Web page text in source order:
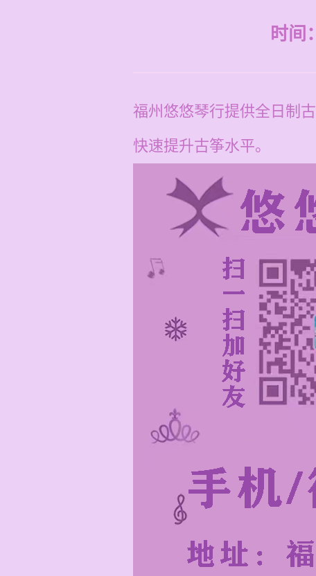
时间
福州悠悠琴行提供全日制
快速提升古筝水平。